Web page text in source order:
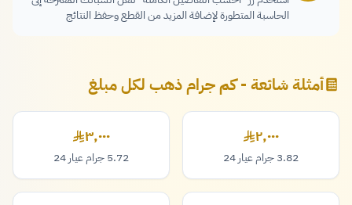
الحاسبة المتطورة لإضافة المزيد من القطع وحفظ النتائج
أمثلة شائعة - كم جرام ذهب لكل مبلغ
٢,٠٠٠ ريال
٢,٠٠٠
3.82 جرام عيار 24
٣,٠٠٠ ريال
٣,٠٠٠
5.72 جرام عيار 24